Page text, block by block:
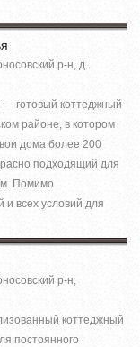
р-н, д.
готовый коттеджный
районе, в котором
дома более 200
подходящий для
Помимо
и всех условий для
р-н,
коттеджный
постоянного